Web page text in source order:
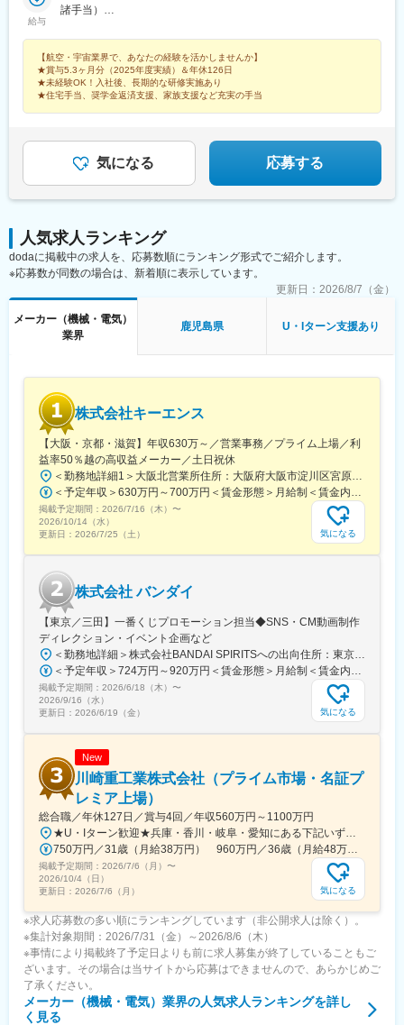
両の製造/検査■愛知、岐阜、長野航空機の整備/製造/検査防衛装備
ベット航空機エンジンの製造・検査★生産管理、技術、品質保証
は全エリア募集★その他、配属先多数。ご希望やご経験を考慮し
た配属を実施！★航空業界や自衛隊出身の方は、これまでの経験
をそのままにキャリア継続も可能！《キャリア形成》無期雇用派
なるハイクラス業務への挑戦や、後輩の育成、チームのマネジメ
ントなど、様々なキャリア選択が可能です。～～～～～～
給与
諸手当）
諸手当）
【航空・宇宙業界で、あなたの経験を活かしませんか】
★賞与5.3ヶ月分（2025年度実績）＆年休126日
★未経験OK！入社後、長期的な研修実施あり
★住宅手当、奨学金返済支援、家族支援など充実の手当
気になる 応募する
人気求人ランキング
dodaに掲載中の求人を、応募数順にランキング形式でご紹介します。
※応募数が同数の場合は、新着順に表示しています。
更新日： 2026/8/7（金）
メーカー（機械・電気）
業界
鹿児島県 U・Iターン支援あり
株式会社キーエンス
【大阪・京都・滋賀】年収630万～／営業事務／プライム上場／利
益率50％越の高収益メーカー／土日祝休
掲載予定期間： 2026/7/16（木） 〜
2026/10/14（水）
更新日： 2026/7/25（土） 気になる
株式会社 バンダイ
【東京／三田】一番くじプロモーション担当◆SNS・CM動画制作
ディレクション・イベント企画など
掲載予定期間： 2026/6/18（木） 〜
2026/9/16（水）
更新日： 2026/6/19（金） 気になる
New
川崎重工業株式会社（プライム市場・名証プ
レミア上場）
総合職／年休127日／賞与4回／年収560万円～1100万円
掲載予定期間： 2026/7/6（月） 〜
2026/10/4（日）
更新日： 2026/7/6（月） 気になる
※求人応募数の多い順にランキングしています（非公開求人は除く）。
※集計対象期間：2026/7/31（金）～2026/8/6（木）
※事情により掲載終了予定日よりも前に求人募集が終了していることもご
ざいます。その場合は当サイトから応募はできませんので、あらかじめご
了承ください。
メーカー（機械・電気）業界の人気求人ランキングを詳し
く見る